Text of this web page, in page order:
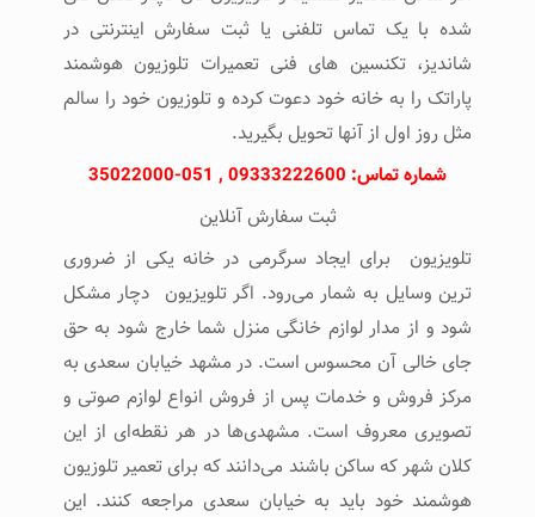
شده با یک تماس تلفنی یا ثبت سفارش اینترنتی در
شاندیز، تکنسین های فنی تعمیرات تلوزیون هوشمند
پاراتک را به خانه خود دعوت کرده و تلوزیون خود را سالم
مثل روز اول از آنها تحویل بگیرید.
شماره تماس: 09333222600 , 051-35022000
ثبت سفارش آنلاین
تلویزیون برای ایجاد سرگرمی در خانه یکی از ضروری
ترین وسایل به شمار می‌رود. اگر تلویزیون دچار مشکل
شود و از مدار لوازم خانگی منزل شما خارج شود به حق
جای خالی آن محسوس است. در مشهد خیابان سعدی به
مرکز فروش و خدمات پس از فروش انواع لوازم صوتی و
تصویری معروف است. مشهدی‌ها در هر نقطه‌ای از این
کلان شهر که ساکن باشند می‌دانند که برای تعمیر تلوزیون
هوشمند خود باید به خیابان سعدی مراجعه کنند. این